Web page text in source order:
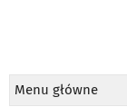
Menu główne